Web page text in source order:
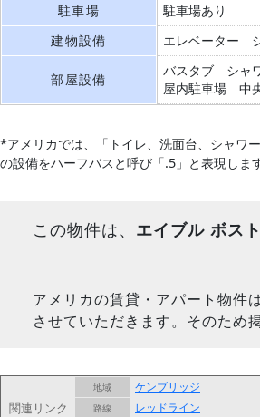
駐車場
駐車場あり
建物設備
エレベーター
部屋設備
バスタブ シャ
屋内駐車場
中
*アメリカでは、「トイレ、洗面台、シャワ
の設備をハーフバスと呼び「.5」と表現し
この物件は、 エイブル ボス
アメリカの賃貸・アパート物件
させていただきます。そのため
関連リンク
地域 ケンブリッジ
路線 レッドライン